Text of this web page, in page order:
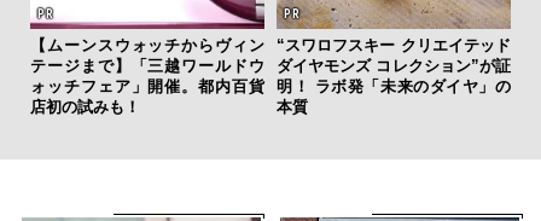
【ムーンスウォッチからヴィン
テージまで】「三越ワールドウ
ォッチフェア」開催。都内百貨
店初の試みも！
“スワロフスキー クリエイテッド
ダイヤモンズ コレクション”が証
明！ ラボ発「未来のダイヤ」の
本質